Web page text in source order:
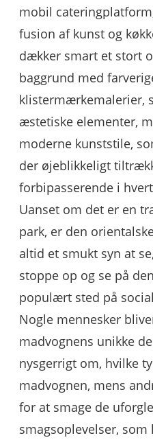
mobil
fusion af kunst og
dækker smart et stort
baggrund med
klistermærkemalerier,
æstetiske elementer,
moderne kunststile,
der øjeblikkeligt
forbipasserende i
Uanset om det er en
park, er den
altid et smukt syn at
stoppe op og se på
populært sted på
Nogle mennesker
madvognens unikke
nysgerrigt om, hvilke
madvognen, mens
for at smage de
smagsoplevelser,